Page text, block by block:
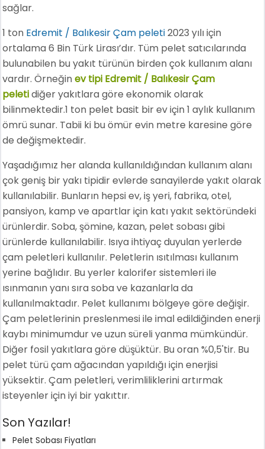
sağlar.
1 ton Edremit / Balıkesir Çam peleti2023 yılı için
ortalama 6 Bin Türk Lirası’dır. Tüm pelet satıcılarında
bulunabilen bu yakıt türünün birden çok kullanım alanı
vardır. Örneğinev tipi Edremit / Balıkesir Çam
peletidiğer yakıtlara göre ekonomik olarak
bilinmektedir.1 ton pelet basit bir ev için 1 aylık kullanım
ömrü sunar. Tabii ki bu ömür evin metre karesine göre
de değişmektedir.
Yaşadığımız her alanda kullanıldığından kullanım alanı
çok geniş bir yakı tipidir evlerde sanayilerde yakıt olarak
kullanılabilir. Bunların hepsi ev, iş yeri, fabrika, otel,
pansiyon, kamp ve apartlar için katı yakıt sektöründeki
ürünlerdir. Soba, şömine, kazan, pelet sobası gibi
ürünlerde kullanılabilir. Isıya ihtiyaç duyulan yerlerde
çam peletleri kullanılır. Peletlerin ısıtılması kullanım
yerine bağlıdır. Bu yerler kalorifer sistemleri ile
ısınmanın yanı sıra soba ve kazanlarla da
kullanılmaktadır. Pelet kullanımı bölgeye göre değişir.
Çam peletlerinin preslenmesi ile imal edildiğinden enerji
kaybı minimumdur ve uzun süreli yanma mümkündür.
Diğer fosil yakıtlara göre düşüktür. Bu oran %0,5'tir. Bu
pelet türü çam ağacından yapıldığı için enerjisi
yüksektir. Çam peletleri, verimliliklerini artırmak
isteyenler için iyi bir yakıttır.
Son Yazılar!
Pelet Sobası Fiyatları